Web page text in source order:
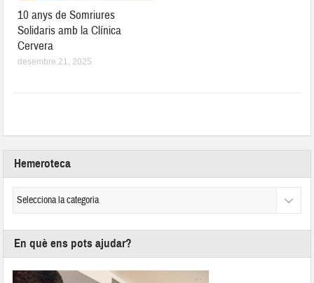
10 anys de Somriures
Solidaris amb la Clínica
Cervera
desembre 21, 2025
Hemeroteca
En què ens pots ajudar?